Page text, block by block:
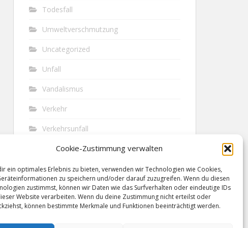
Cookie-Zustimmung verwalten
ein optimales Erlebnis zu bieten, verwenden wir Technologien wie Cookies,
zu speichern und/oder darauf zuzugreifen. Wenn du diesen
zustimmst, können wir Daten wie das Surfverhalten oder eindeutige IDs
Website verarbeiten. Wenn du deine Zustimmung nicht erteilst oder
können bestimmte Merkmale und Funktionen beeinträchtigt werden.
Todesfall
Umweltverschmutzung
Uncategorized
Unfall
Vandalismus
Verkehr
Verkehrsunfall
Vermisst
Waffen
Wilderei